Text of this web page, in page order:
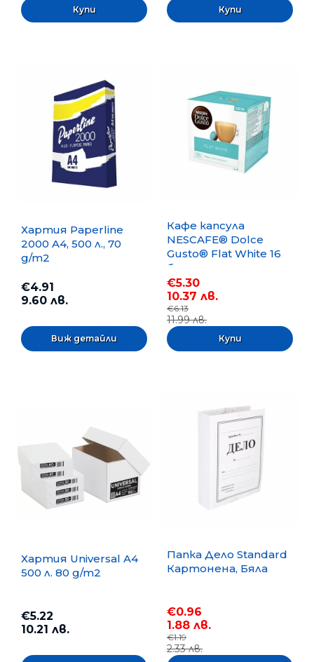
Хартия Paperline
2000 A4, 500 л., 70
g/m2
€4.91
9.60 лв.
Виж детайли
Кафе капсула
NESCAFE® Dolce
Gusto® Flat White 16
бр.
€5.30
10.37 лв.
€6.13
11.99 лв.
Хартия Universal A4
500 л. 80 g/m2
€5.22
10.21 лв.
Папка Дело Standard
Картонена, Бяла
€0.96
1.88 лв.
€1.19
2.33 лв.